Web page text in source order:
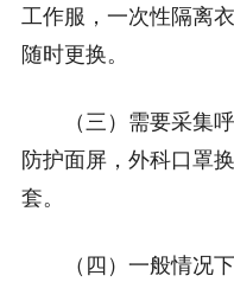
工作服，一次性隔离
随时更换。
（三）需要采集
防护面屏，外科口罩
套。
（四）一般情况